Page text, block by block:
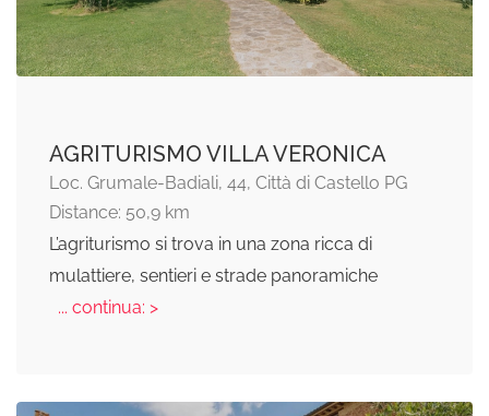
AGRITURISMO VILLA VERONICA
Loc. Grumale-Badiali, 44, Città di Castello PG
Distance: 50,9 km
L’agriturismo si trova in una zona ricca di
mulattiere, sentieri e strade panoramiche
... continua: >